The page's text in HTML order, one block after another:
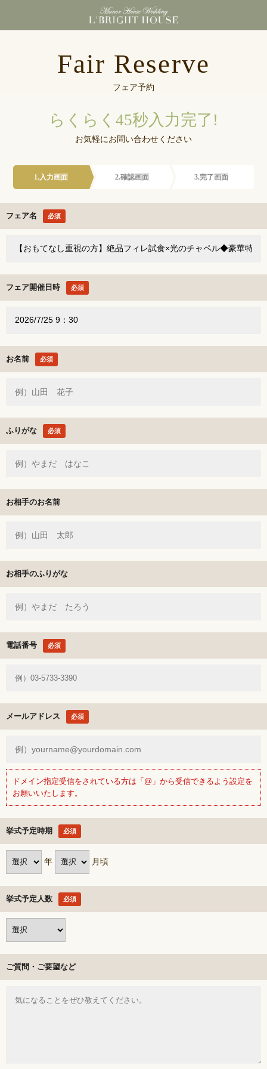
Fair Reserve
フェア予約
らくらく45秒入力完了!
お気軽にお問い合わせください
1.入力画面 2.確認画面 3.完了画面
フェア名 必須
フェア開催日時 必須
お名前 必須
ふりがな 必須
お相手のお名前
お相手のふりがな
電話番号 必須
メールアドレス 必須
ドメイン指定受信をされている方は「@」から受信できるよう設定を
お願いいたします。
挙式予定時期 必須
年 月頃
挙式予定人数 必須
ご質問・ご要望など